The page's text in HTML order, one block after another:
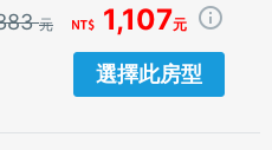
元 1,107元
選擇此房型